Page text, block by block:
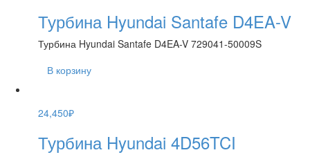
Турбина Hyundai Santafe D4EA-V
Турбина Hyundai Santafe D4EA-V 729041-50009S
В корзину
24,450₽
Турбина Hyundai 4D56TCI